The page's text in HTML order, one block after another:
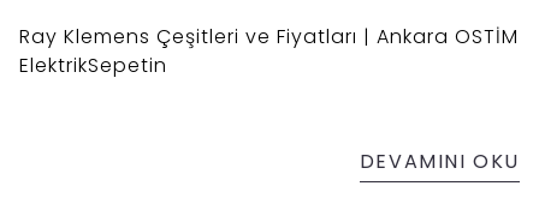
Ray Klemens Çeşitleri ve Fiyatları | Ankara OSTİM
ElektrikSepetin
DEVAMINI OKU